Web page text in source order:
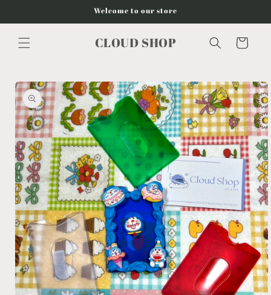
Welcome to our store
CLOUD SHOP Carrello
Passa alle
informazioni
sul
prodotto